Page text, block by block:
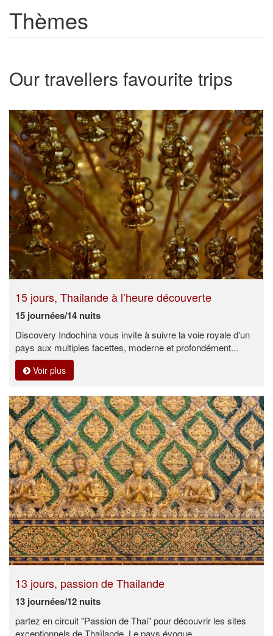
Thèmes
Our travellers favourite trips
15 jours, Thailande à l’heure découverte
15 journées/14 nuits
Discovery Indochina vous invite à suivre la voie royale d'un
pays aux multiples facettes, moderne et profondément...
Voir plus
13 jours, passion de Thailande
13 journées/12 nuits
partez en circuit "Passion de Thai" pour découvrir les sites
exceptionnels de Thaïlande. Le pays évoque...